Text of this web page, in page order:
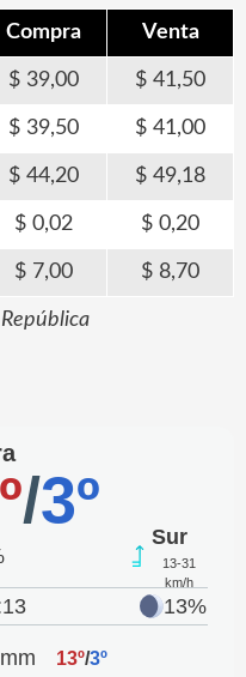
Compra Venta
39,00 41,50
39,50 41,00
44,20 49,18
0,02 0,20
7,00 8,70
/3º
Sur
13-31
km/h
13%
13º/3º